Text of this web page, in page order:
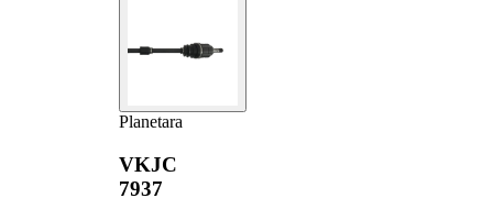
Planetara
VKJC
7937